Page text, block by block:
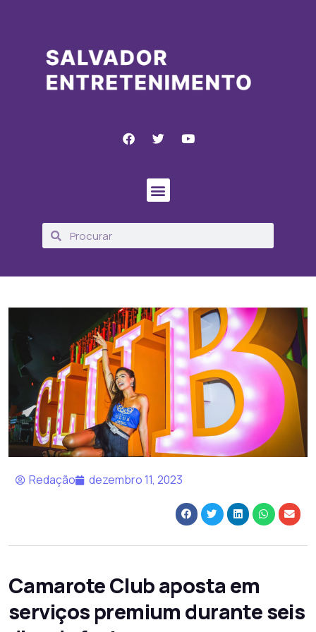
Redação dezembro 11, 2023
Camarote Club aposta em
serviços premium durante seis